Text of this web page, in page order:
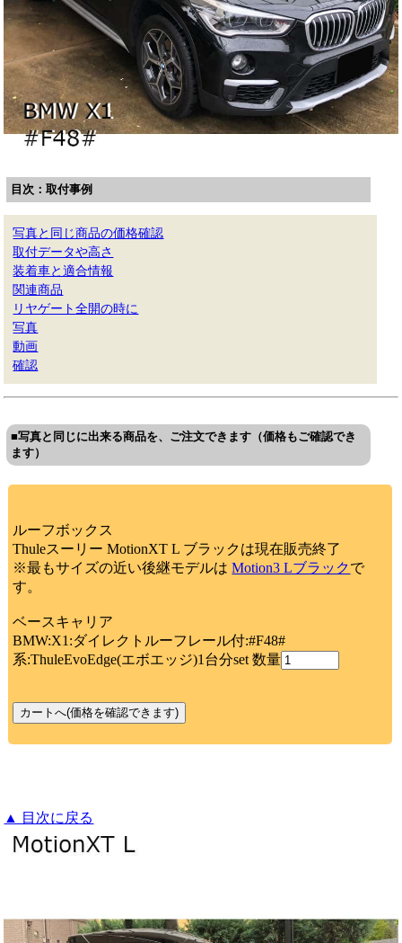
目次：取付事例
写真と同じ商品の価格確認
取付データや高さ
装着車と適合情報
関連商品
リヤゲート全開の時に
写真
動画
確認
■写真と同じに出来る商品を、ご注文できます（価格もご確認でき
ます）
ルーフボックス
Thuleスーリー MotionXT L ブラックは現在販売終了
※最もサイズの近い後継モデルはMotion3 Lブラックで
す。
ベースキャリア
BMW:X1:ダイレクトルーフレール付:#F48#
系:ThuleEvoEdge(エボエッジ)1台分set 数量
▲ 目次に戻る